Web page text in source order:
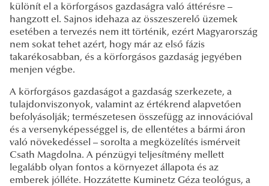
különít el a körforgásos gazdaságra való áttérésre –
hangzott el. Sajnos idehaza az összeszerelő üzemek
esetében a tervezés nem itt történik, ezért Magyarország
nem sokat tehet azért, hogy már az első fázis
takarékosabban, és a körforgásos gazdaság jegyében
menjen végbe.
A körforgásos gazdaságot a gazdaság szerkezete, a
tulajdonviszonyok, valamint az értékrend alapvetően
befolyásolják; természetesen összefügg az innovációval
és a versenyképességgel is, de ellentétes a bármi áron
való növekedéssel – sorolta a megközelítés ismérveit
Csath Magdolna. A pénzügyi teljesítmény mellett
legalább olyan fontos a környezet állapota és az
emberek jólléte. Hozzátette Kuminetz Géza teológus, a